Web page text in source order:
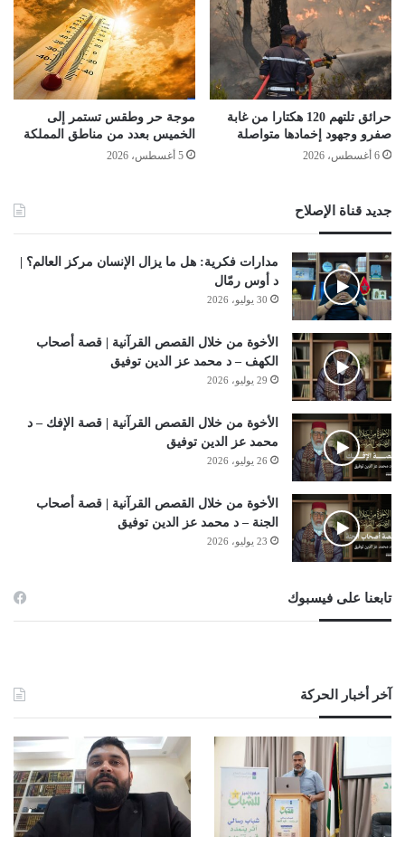
حرائق تلتهم 120 هكتارا من غابة
صفرو وجهود إخمادها متواصلة
6 أغسطس، 2026
موجة حر وطقس تستمر إلى
الخميس بعدد من مناطق المملكة
5 أغسطس، 2026
جديد قناة الإصلاح
مدارات فكرية: هل ما يزال الإنسان مركز العالم؟ |
د أوس رمّال
30 يوليو، 2026
الأخوة من خلال القصص القرآنية | قصة أصحاب
الكهف – د محمد عز الدين توفيق
29 يوليو، 2026
الأخوة من خلال القصص القرآنية | قصة الإفك – د
محمد عز الدين توفيق
26 يوليو، 2026
الأخوة من خلال القصص القرآنية | قصة أصحاب
الجنة – د محمد عز الدين توفيق
23 يوليو، 2026
تابعنا على فيسبوك
آخر أخبار الحركة